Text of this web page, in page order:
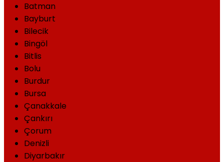
Batman
Bayburt
Bilecik
Bingöl
Bitlis
Bolu
Burdur
Bursa
Çanakkale
Çankırı
Çorum
Denizli
Diyarbakır